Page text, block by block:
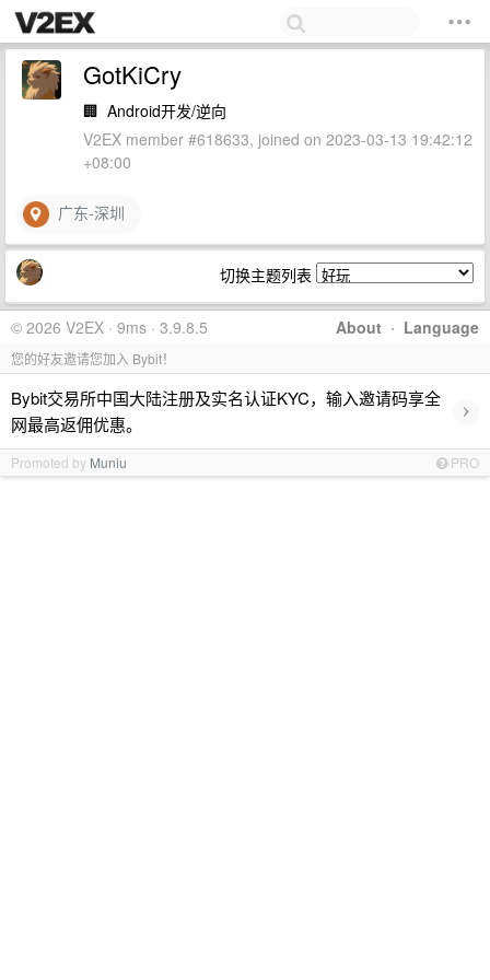
GotKiCry
🏢 Android开发/逆向
V2EX member #618633, joined on 2023-03-13 19:42:12
+08:00
广东-深圳
切换主题列表
About · Language
© 2026 V2EX · 9ms · 3.9.8.5
您的好友邀请您加入 Bybit！
Bybit交易所中国大陆注册及实名认证KYC，输入邀请码享全
网最高返佣优惠。
›
Promoted by Muniu PRO